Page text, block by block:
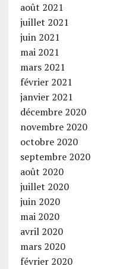
août 2021
juillet 2021
juin 2021
mai 2021
mars 2021
février 2021
janvier 2021
décembre 2020
novembre 2020
octobre 2020
septembre 2020
août 2020
juillet 2020
juin 2020
mai 2020
avril 2020
mars 2020
février 2020